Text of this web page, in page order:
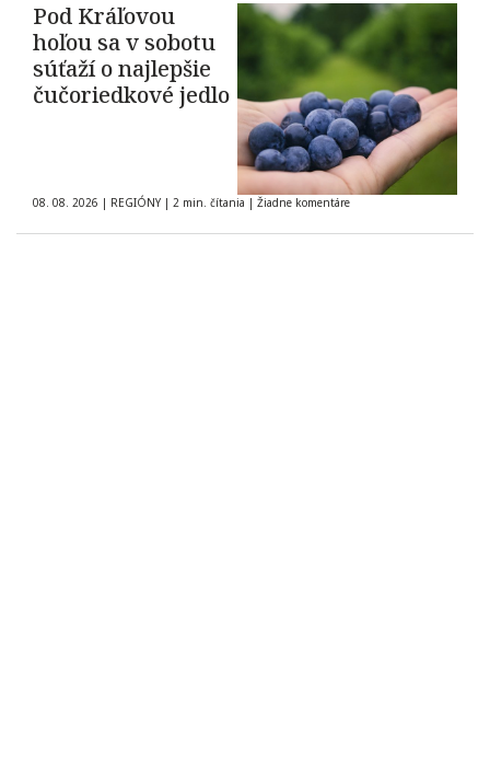
Pod Kráľovou
hoľou sa v sobotu
súťaží o najlepšie
čučoriedkové jedlo
08. 08. 2026 | REGIÓNY | 2 min. čítania | Žiadne komentáre